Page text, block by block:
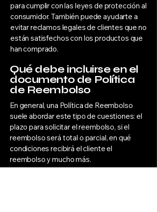
para cumplir con las leyes de protección al
consumidor. También puede ayudarte a
evitar reclamos legales de clientes que no
están satisfechos con los productos que
han comprado.
Qué debe incluirse en el
documento de Política
de Reembolso
En general, una Política de Reembolso
suele abordar este tipo de cuestiones: el
plazo para solicitar el reembolso, si el
reembolso será total o parcial, en qué
condiciones recibirá el cliente el
reembolso y mucho más.